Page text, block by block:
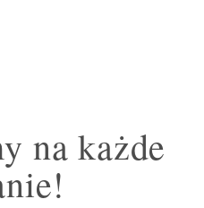
na każde